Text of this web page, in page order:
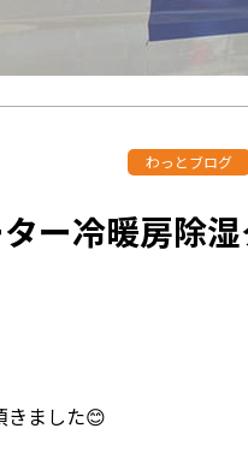
わっとブログ
ー冷暖房除
きました😊